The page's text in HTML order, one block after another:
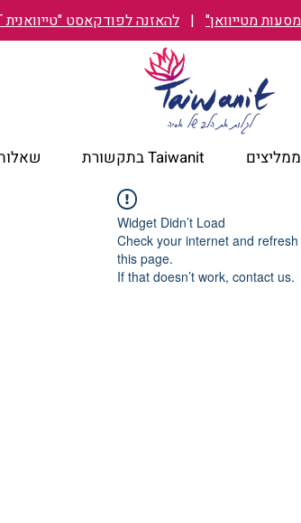
מטייוואן" | להאזנה לפודקאסט "טייוואנית TAIWANIT"
Taiwanit בתקשורת
Widget Didn’t Load
Check your internet and refresh
this page.
If that doesn’t work, contact us.